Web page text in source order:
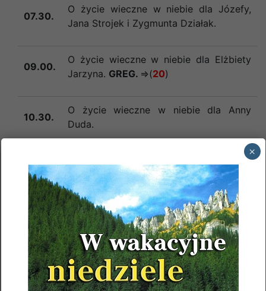
07.30.
O życie wieczne w niebie dla Józefy,
Jana Strojek i Zygmunta Działak.
09.00.
O życie wieczne w niebie dla Elżbiety
Jarzyna. GREG. =>(20)
10.30.
O życie wieczne w niebie dla Anny
Duda.
17.15. GORZKIE ŻALE
18.00.
O życie wieczne w niebie dla Iwony
Łabno w 5 r. śm. oraz Krzysztofa Łabno,
Janiny, Kazimierza i Krzysztofa
×